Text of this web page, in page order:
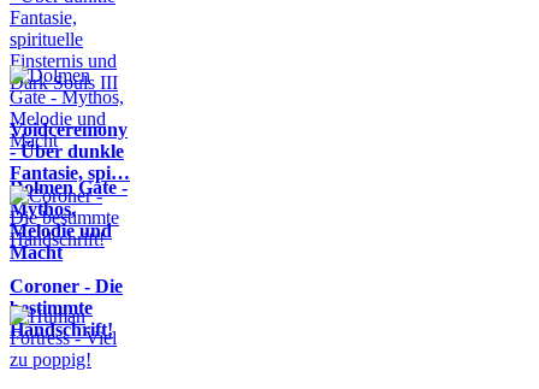
Voidceremony
- Über dunkle
Fantasie, spi…
Dolmen Gate -
Mythos,
Melodie und
Macht
Coroner - Die
bestimmte
Handschrift!